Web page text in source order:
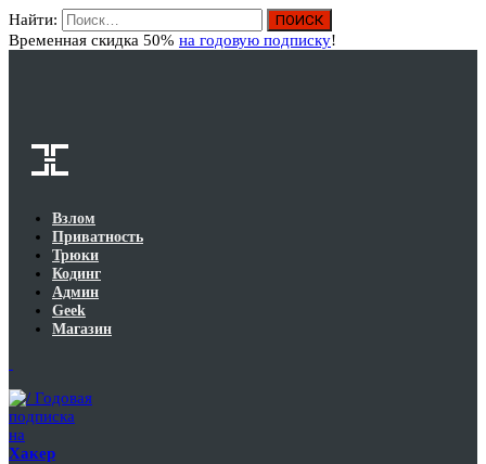
Найти:
Временная скидка 50% на годовую подписку!
Взлом
Приватность
Трюки
Кодинг
Админ
Geek
Магазин
Годовая
подписка
на
Хакер